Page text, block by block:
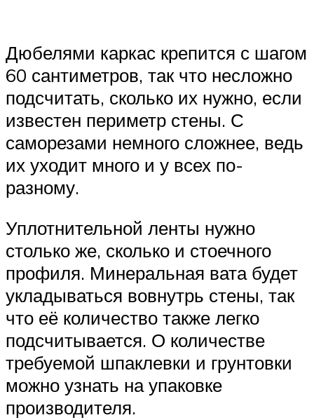
Дюбелями каркас крепится с шагом
60 сантиметров, так что несложно
подсчитать, сколько их нужно, если
известен периметр стены. С
саморезами немного сложнее, ведь
их уходит много и у всех по-
разному.
Уплотнительной ленты нужно
столько же, сколько и стоечного
профиля. Минеральная вата будет
укладываться вовнутрь стены, так
что её количество также легко
подсчитывается. О количестве
требуемой шпаклевки и грунтовки
можно узнать на упаковке
производителя.